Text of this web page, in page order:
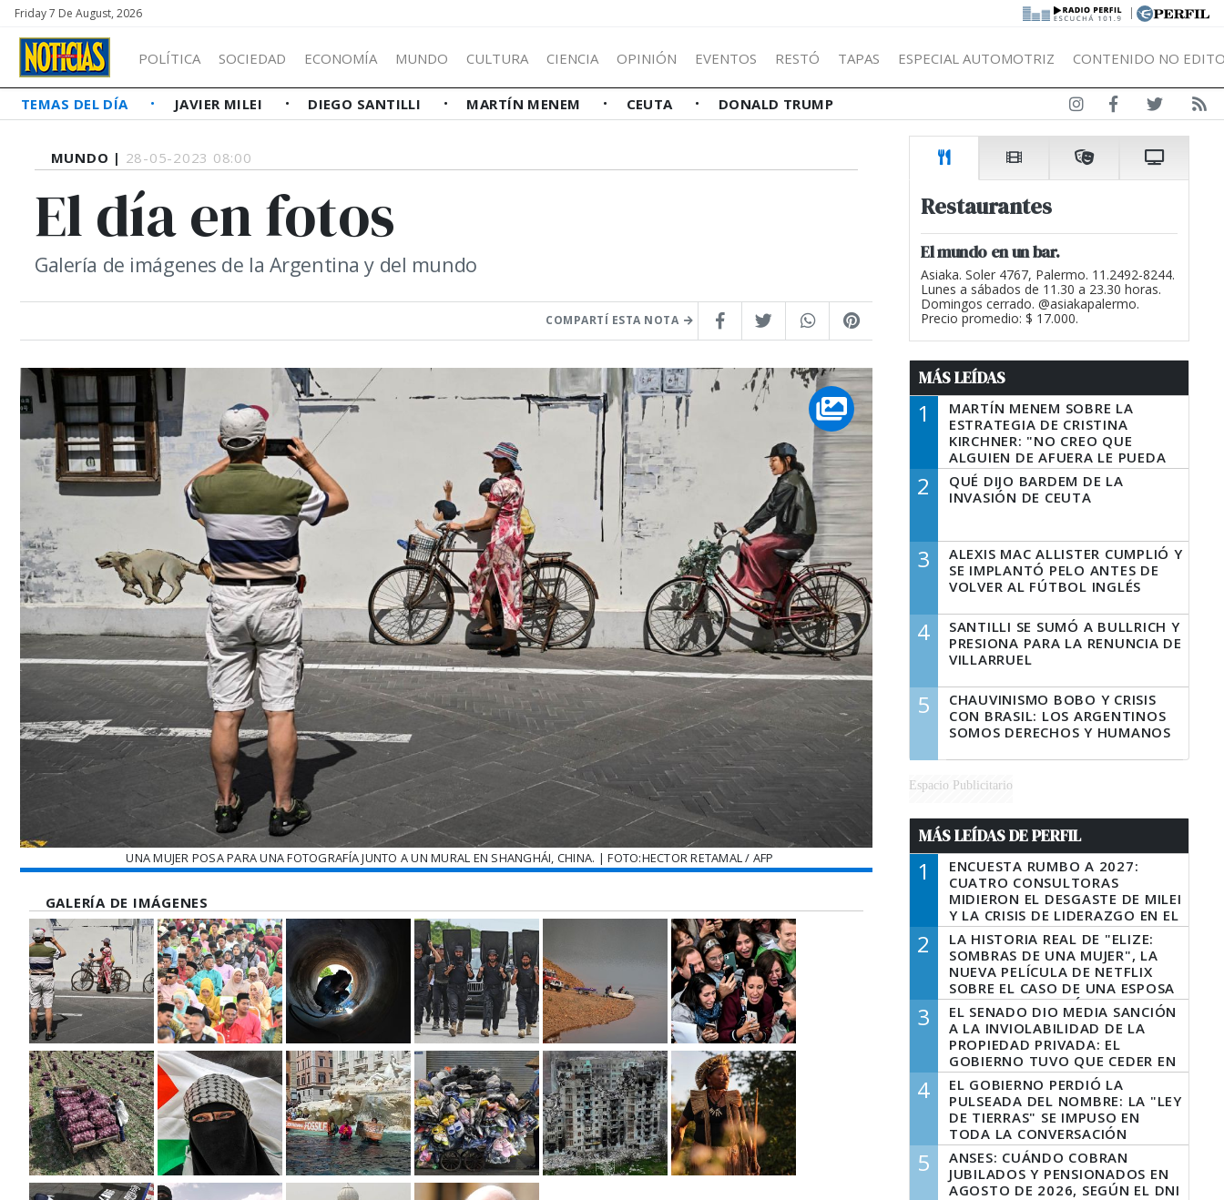
Friday 7 De August, 2026 |
POLÍTICA SOCIEDAD ECONOMÍA MUNDO CULTURA CIENCIA OPINIÓN EVENTOS RESTÓ TAPAS ESPECIAL AUTOMOTRIZ CONTENIDO NO
TEMAS DEL DÍA JAVIER MILEI DIEGO SANTILLI MARTÍN MENEM CEUTA DONALD TRUMP
MUNDO | 28-05-2023 08:00
El día en fotos
Galería de imágenes de la Argentina y del mundo
COMPARTÍ ESTA NOTA
UNA MUJER POSA PARA UNA FOTOGRAFÍA JUNTO A UN MURAL EN SHANGHÁI, CHINA. | FOTO:HECTOR RETAMAL / AFP
GALERÍA DE IMÁGENES
Restaurantes
El mundo en un bar.
Asiaka. Soler 4767, Palermo. 11.2492-8244.
Lunes a sábados de 11.30 a 23.30 horas.
Domingos cerrado. @asiakapalermo.
Precio promedio: $ 17.000.
MÁS LEÍDAS
1
MARTÍN MENEM SOBRE LA
ESTRATEGIA DE CRISTINA
KIRCHNER: "NO CREO QUE
ALGUIEN DE AFUERA LE PUEDA
DECIR A LA JUSTICIA LO QUE
TIENE QUE HACER"
2
QUÉ DIJO BARDEM DE LA
INVASIÓN DE CEUTA
3
ALEXIS MAC ALLISTER CUMPLIÓ Y
SE IMPLANTÓ PELO ANTES DE
VOLVER AL FÚTBOL INGLÉS
4
SANTILLI SE SUMÓ A BULLRICH Y
PRESIONA PARA LA RENUNCIA DE
VILLARRUEL
5
CHAUVINISMO BOBO Y CRISIS
CON BRASIL: LOS ARGENTINOS
SOMOS DERECHOS Y HUMANOS
Espacio Publicitario
MÁS LEÍDAS DE PERFIL
1
ENCUESTA RUMBO A 2027:
CUATRO CONSULTORAS
MIDIERON EL DESGASTE DE MILEI
Y LA CRISIS DE LIDERAZGO EN EL
PERONISMO
2
LA HISTORIA REAL DE "ELIZE:
SOMBRAS DE UNA MUJER", LA
NUEVA PELÍCULA DE NETFLIX
SOBRE EL CASO DE UNA ESPOSA
QUE DESCUARTIZÓ A SU
MARIDO
3
EL SENADO DIO MEDIA SANCIÓN
A LA INVIOLABILIDAD DE LA
PROPIEDAD PRIVADA: EL
GOBIERNO TUVO QUE CEDER EN
LA LEY DEL MANEJO DEL FUEGO
4
EL GOBIERNO PERDIÓ LA
PULSEADA DEL NOMBRE: LA "LEY
DE TIERRAS" SE IMPUSO EN
TODA LA CONVERSACIÓN
DIGITAL
5
ANSES: CUÁNDO COBRAN
JUBILADOS Y PENSIONADOS EN
AGOSTO DE 2026, SEGÚN EL DNI